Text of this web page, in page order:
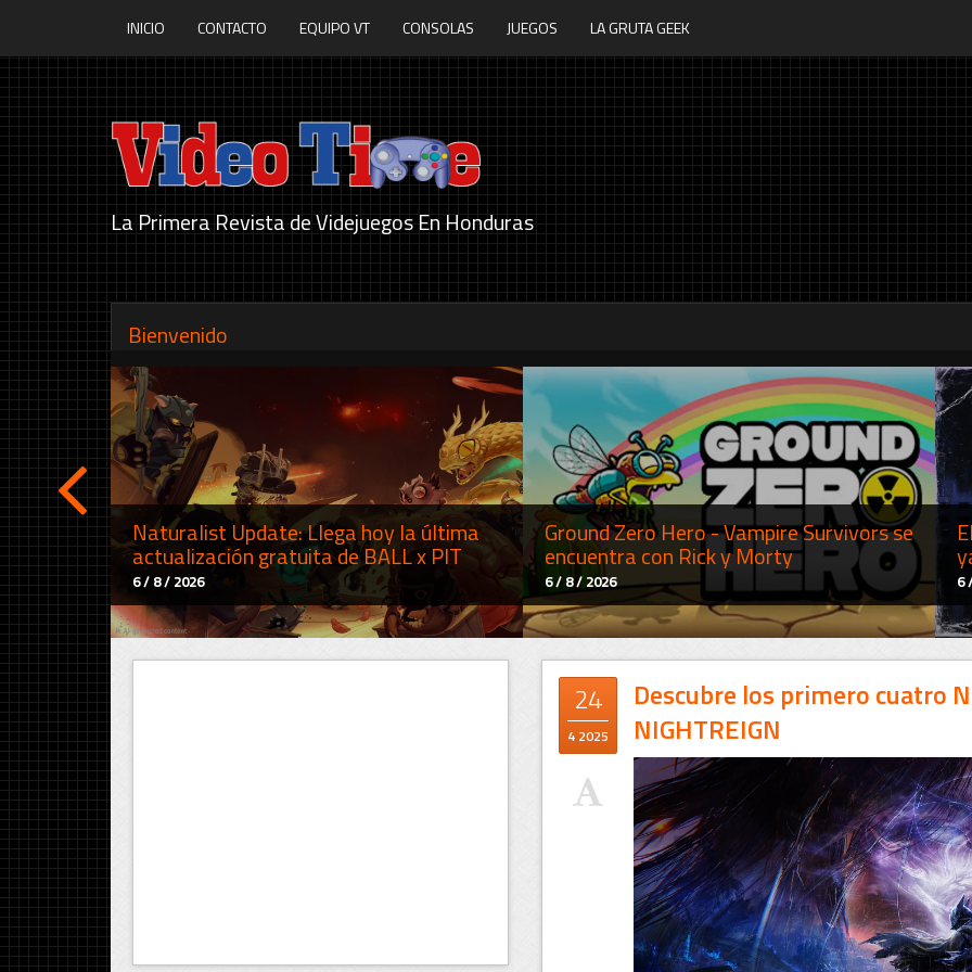
INICIO CONTACTO EQUIPO VT CONSOLAS JUEGOS LA GRUTA GEEK
La Primera Revista de Videjuegos En Honduras
Bienvenido
Naturalist Update: Llega hoy la última
actualización gratuita de BALL x PIT
6 / 8 / 2026
Ground Zero Hero - Vampire Survivors se
encuentra con Rick y Morty
6 / 8 / 2026 6
24
4 2025
Descubre los primero cuatro
NIGHTREIGN